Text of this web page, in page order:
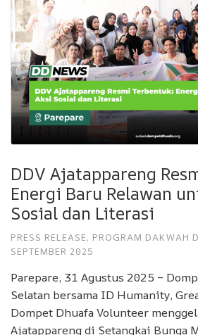
DDV Ajatappareng
Energi Baru Relawan
Sosial dan Literasi
PRESS RELEASE, PROGRAM DAKWAH
SEPTEMBER 2025
Parepare, 31 Agustus 2025 –
Selatan bersama ID Humanity,
Dompet Dhuafa Volunteer
Ajatappareng di Setangkai Bunga